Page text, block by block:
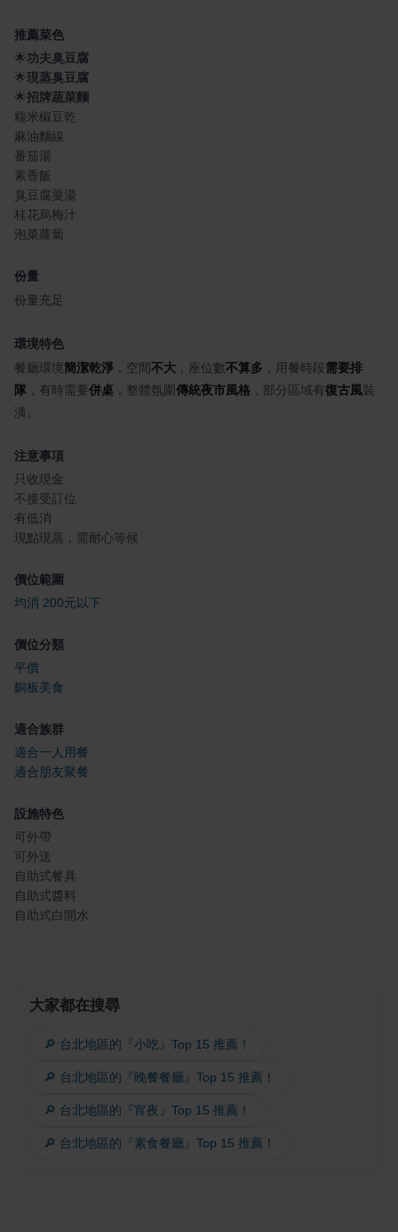
推薦菜色
🌟功夫臭豆腐
🌟現蒸臭豆腐
🌟招牌蔬菜麵
糯米椒豆乾
麻油麵線
番茄湯
素香飯
臭豆腐羹湯
桂花烏梅汁
泡菜蘿蔔
份量
份量充足
環境特色
餐廳環境簡潔乾淨 ，空間不大 ，座位數不算多 ，用餐時段需要排
隊 ，有時需要併桌 ，整體氛圍傳統夜市風格 ，部分區域有復古風裝
潢。
注意事項
只收現金
不接受訂位
有低消
現點現蒸，需耐心等候
價位範圍
均消 200元以下
價位分類
平價
銅板美食
適合族群
適合一人用餐
適合朋友聚餐
設施特色
可外帶
可外送
自助式餐具
自助式醬料
自助式白開水
大家都在搜尋
🔎 台北地區的『小吃』Top 15 推薦！
🔎 台北地區的『晚餐餐廳』Top 15 推薦！
🔎 台北地區的『宵夜』Top 15 推薦！
🔎 台北地區的『素食餐廳』Top 15 推薦！